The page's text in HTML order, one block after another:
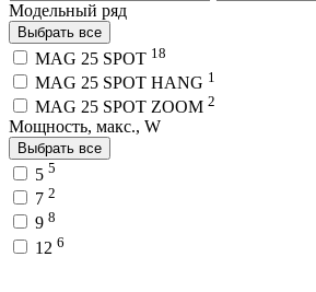
Модельный ряд
Выбрать все
MAG 25 SPOT 18
MAG 25 SPOT HANG 1
MAG 25 SPOT ZOOM 2
Мощность, макс., W
Выбрать все
5 5
7 2
9 8
12 6